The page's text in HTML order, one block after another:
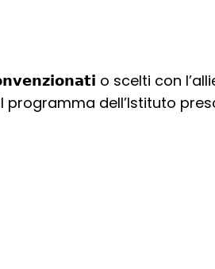
o scelti con
programma dell’Istituto